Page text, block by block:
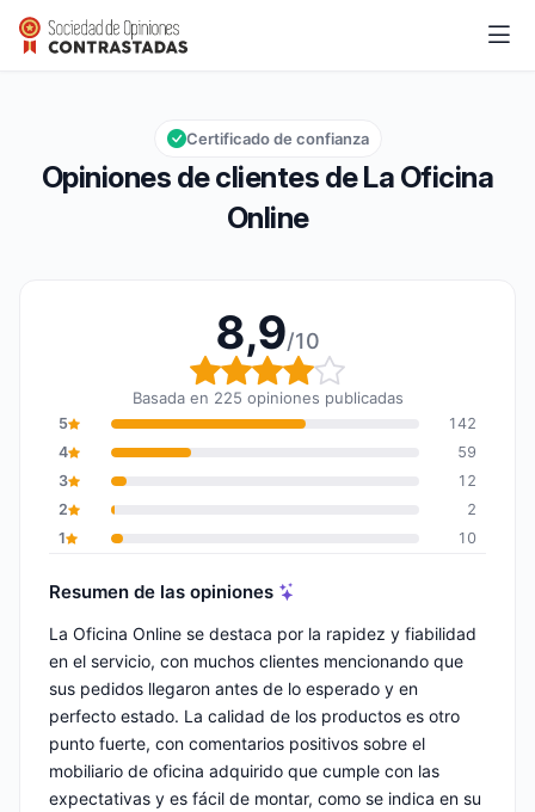
La Oficina Online
Calificación global: 8,9 de 10
8,9/10
Opiniones de clientes de La Oficina
Online
Certificado de confianza
8,9/10
Calificación global: 8,9
Basada en 225 opiniones publicadas
5
142
4
59
3
12
2
2
1
10
Resumen de las opiniones
La Oficina Online se destaca por la rapidez y fiabilidad
en el servicio, con muchos clientes mencionando que
sus pedidos llegaron antes de lo esperado y en
perfecto estado. La calidad de los productos es otro
punto fuerte, con comentarios positivos sobre el
mobiliario de oficina adquirido que cumple con las
expectativas y es fácil de montar, como se indica en su